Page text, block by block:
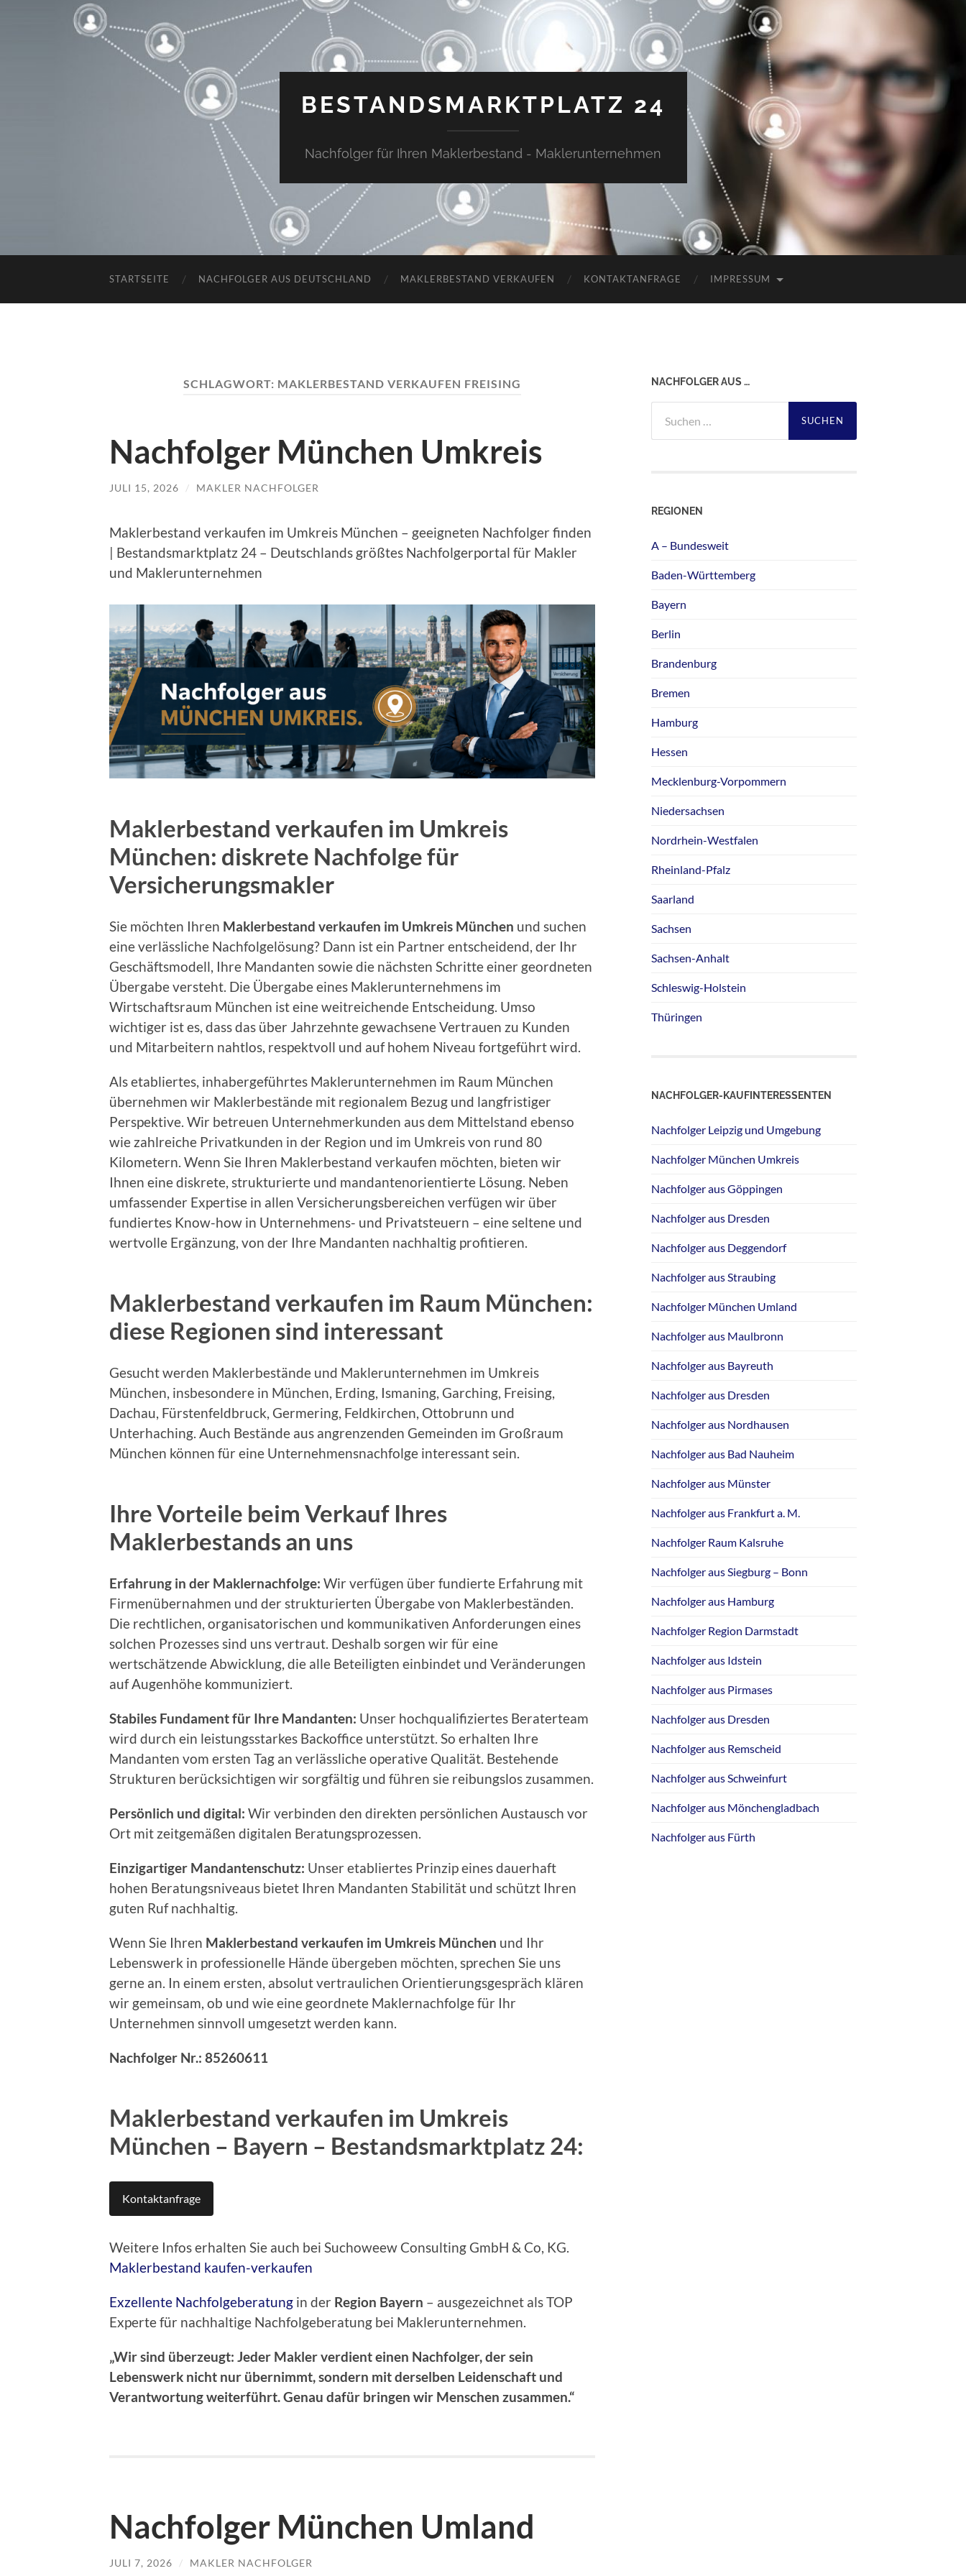
BESTANDSMARKTPLATZ 24
Nachfolger für Ihren Maklerbestand - Maklerunternehmen
STARTSEITE NACHFOLGER AUS DEUTSCHLAND MAKLERBESTAND VERKAUFEN KONTAKTANFRAGE IMPRESSUM
SCHLAGWORT: MAKLERBESTAND VERKAUFEN FREISING
Nachfolger München Umkreis
JULI 15, 2026 / MAKLER NACHFOLGER
Maklerbestand verkaufen im Umkreis München – geeigneten Nachfolger finden
| Bestandsmarktplatz 24 – Deutschlands größtes Nachfolgerportal für Makler
und Maklerunternehmen
Maklerbestand verkaufen im Umkreis
München: diskrete Nachfolge für
Versicherungsmakler
Sie möchten Ihren Maklerbestand verkaufen im Umkreis München und suchen
eine verlässliche Nachfolgelösung? Dann ist ein Partner entscheidend, der Ihr
Geschäftsmodell, Ihre Mandanten sowie die nächsten Schritte einer geordneten
Übergabe versteht. Die Übergabe eines Maklerunternehmens im
Wirtschaftsraum München ist eine weitreichende Entscheidung. Umso
wichtiger ist es, dass das über Jahrzehnte gewachsene Vertrauen zu Kunden
und Mitarbeitern nahtlos, respektvoll und auf hohem Niveau fortgeführt wird.
Als etabliertes, inhabergeführtes Maklerunternehmen im Raum München
übernehmen wir Maklerbestände mit regionalem Bezug und langfristiger
Perspektive. Wir betreuen Unternehmerkunden aus dem Mittelstand ebenso
wie zahlreiche Privatkunden in der Region und im Umkreis von rund 80
Kilometern. Wenn Sie Ihren Maklerbestand verkaufen möchten, bieten wir
Ihnen eine diskrete, strukturierte und mandantenorientierte Lösung. Neben
umfassender Expertise in allen Versicherungsbereichen verfügen wir über
fundiertes Know-how in Unternehmens- und Privatsteuern – eine seltene und
wertvolle Ergänzung, von der Ihre Mandanten nachhaltig profitieren.
Maklerbestand verkaufen im Raum München:
diese Regionen sind interessant
Gesucht werden Maklerbestände und Maklerunternehmen im Umkreis
München, insbesondere in München, Erding, Ismaning, Garching, Freising,
Dachau, Fürstenfeldbruck, Germering, Feldkirchen, Ottobrunn und
Unterhaching. Auch Bestände aus angrenzenden Gemeinden im Großraum
München können für eine Unternehmensnachfolge interessant sein.
Ihre Vorteile beim Verkauf Ihres
Maklerbestands an uns
Erfahrung in der Maklernachfolge: Wir verfügen über fundierte Erfahrung mit
Firmenübernahmen und der strukturierten Übergabe von Maklerbeständen.
Die rechtlichen, organisatorischen und kommunikativen Anforderungen eines
solchen Prozesses sind uns vertraut. Deshalb sorgen wir für eine
wertschätzende Abwicklung, die alle Beteiligten einbindet und Veränderungen
auf Augenhöhe kommuniziert.
Stabiles Fundament für Ihre Mandanten: Unser hochqualifiziertes Beraterteam
wird durch ein leistungsstarkes Backoffice unterstützt. So erhalten Ihre
Mandanten vom ersten Tag an verlässliche operative Qualität. Bestehende
Strukturen berücksichtigen wir sorgfältig und führen sie reibungslos zusammen.
Persönlich und digital: Wir verbinden den direkten persönlichen Austausch vor
Ort mit zeitgemäßen digitalen Beratungsprozessen.
Einzigartiger Mandantenschutz: Unser etabliertes Prinzip eines dauerhaft
hohen Beratungsniveaus bietet Ihren Mandanten Stabilität und schützt Ihren
guten Ruf nachhaltig.
Wenn Sie Ihren Maklerbestand verkaufen im Umkreis München und Ihr
Lebenswerk in professionelle Hände übergeben möchten, sprechen Sie uns
gerne an. In einem ersten, absolut vertraulichen Orientierungsgespräch klären
wir gemeinsam, ob und wie eine geordnete Maklernachfolge für Ihr
Unternehmen sinnvoll umgesetzt werden kann.
Nachfolger Nr.: 85260611
Maklerbestand verkaufen im Umkreis
München – Bayern – Bestandsmarktplatz 24:
Kontaktanfrage
Weitere Infos erhalten Sie auch bei Suchoweew Consulting GmbH & Co, KG.
Maklerbestand kaufen-verkaufen
Exzellente Nachfolgeberatung in der Region Bayern – ausgezeichnet als TOP
Experte für nachhaltige Nachfolgeberatung bei Maklerunternehmen.
„Wir sind überzeugt: Jeder Makler verdient einen Nachfolger, der sein
Lebenswerk nicht nur übernimmt, sondern mit derselben Leidenschaft und
Verantwortung weiterführt. Genau dafür bringen wir Menschen zusammen.“
Nachfolger München Umland
JULI 7, 2026 / MAKLER NACHFOLGER
NACHFOLGER AUS …
nach:
REGIONEN
A – Bundesweit
Baden-Württemberg
Bayern
Berlin
Brandenburg
Bremen
Hamburg
Hessen
Mecklenburg-Vorpommern
Niedersachsen
Nordrhein-Westfalen
Rheinland-Pfalz
Saarland
Sachsen
Sachsen-Anhalt
Schleswig-Holstein
Thüringen
NACHFOLGER-KAUFINTERESSENTEN
Nachfolger Leipzig und Umgebung
Nachfolger München Umkreis
Nachfolger aus Göppingen
Nachfolger aus Dresden
Nachfolger aus Deggendorf
Nachfolger aus Straubing
Nachfolger München Umland
Nachfolger aus Maulbronn
Nachfolger aus Bayreuth
Nachfolger aus Dresden
Nachfolger aus Nordhausen
Nachfolger aus Bad Nauheim
Nachfolger aus Münster
Nachfolger aus Frankfurt a. M.
Nachfolger Raum Kalsruhe
Nachfolger aus Siegburg – Bonn
Nachfolger aus Hamburg
Nachfolger Region Darmstadt
Nachfolger aus Idstein
Nachfolger aus Pirmases
Nachfolger aus Dresden
Nachfolger aus Remscheid
Nachfolger aus Schweinfurt
Nachfolger aus Mönchengladbach
Nachfolger aus Fürth